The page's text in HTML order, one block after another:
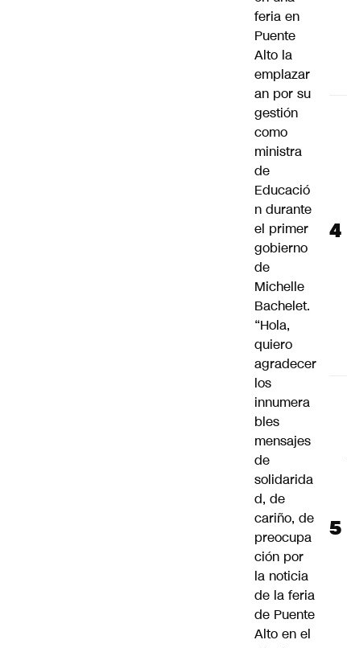
feria en
Puente
Alto la
emplazar
an por su
gestión
como
ministra
de
Educació
n durante
el primer
gobierno
de
Michelle
Bachelet.
“Hola,
quiero
agradecer
los
innumera
bles
mensajes
de
solidarida
d, de
cariño, de
preocupa
ción por
la noticia
de la feria
de Puente
Alto en el